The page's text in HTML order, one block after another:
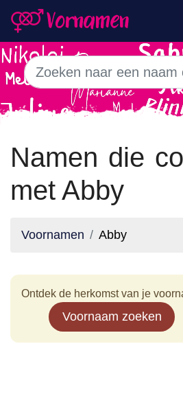
Namen die
met Abby
Voornamen Abby
Ontdek de herkomst van je
Voornaam zoeken